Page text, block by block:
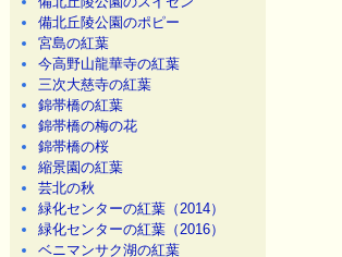
備北丘陵公園のポピー
宮島の紅葉
今高野山龍華寺の紅葉
三次大慈寺の紅葉
錦帯橋の紅葉
錦帯橋の梅の花
錦帯橋の桜
縮景園の紅葉
芸北の秋
緑化センターの紅葉（2014）
緑化センターの紅葉（2016）
ベニマンサク湖の紅葉